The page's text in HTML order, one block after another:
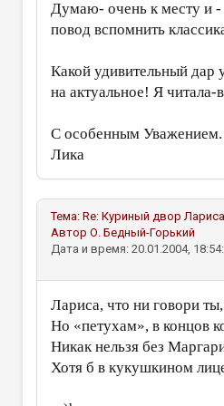
Думаю- очень к месту
повод вспомнить
Какой удивительный дар
на актуальное! Я читала-
С особенным Уважением.
Лика
Тема: Re: Куриный двор
Автор О. Бедный-Горький
Дата и время: 20.01.2004,
Лариса, что ни говори ты,
Но «петухам», в концов
Никак нельзя без
Хотя б в кукушкином